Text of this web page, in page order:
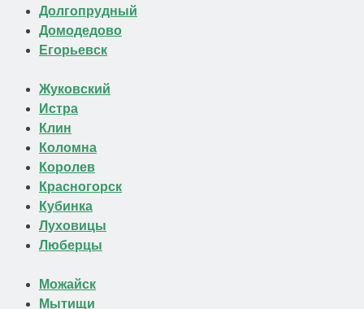
Долгопрудный
Домодедово
Егорьевск
Жуковский
Истра
Клин
Коломна
Королев
Красногорск
Кубинка
Луховицы
Люберцы
Можайск
Мытищи